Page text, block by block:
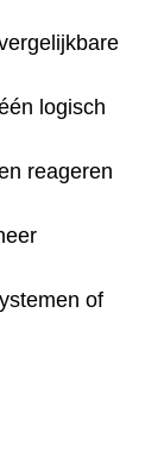
logisch
reageren
of